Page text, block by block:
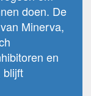
doen. De
Minerva,
en
blijft